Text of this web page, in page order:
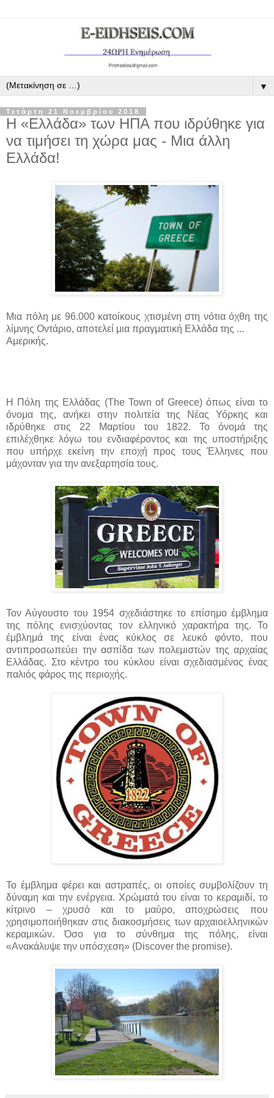
▼
Τετάρτη 21 Νοεμβρίου 2018
Η «Ελλάδα» των ΗΠΑ που ιδρύθηκε για
να τιμήσει τη χώρα μας - Μια άλλη
Ελλάδα!
Μια πόλη με 96.000 κατοίκους χτισμένη στη νότια όχθη της
λίμνης Οντάριο, αποτελεί μια πραγματική Ελλάδα της ...
Αμερικής.
Η Πόλη της Ελλάδας (The Town of Greece) όπως είναι το
όνομα της, ανήκει στην πολιτεία της Νέας Υόρκης και
ιδρύθηκε στις 22 Μαρτίου του 1822. Το όνομά της
επιλέχθηκε λόγω του ενδιαφέροντος και της υποστήριξης
που υπήρχε εκείνη την εποχή προς τους Έλληνες που
μάχονταν για την ανεξαρτησία τους.
Τον Αύγουστο του 1954 σχεδιάστηκε το επίσημο έμβλημα
της πόλης ενισχύοντας τον ελληνικό χαρακτήρα της. Το
έμβλημά της είναι ένας κύκλος σε λευκό φόντο, που
αντιπροσωπεύει την ασπίδα των πολεμιστών της αρχαίας
Ελλάδας. Στο κέντρο του κύκλου είναι σχεδιασμένος ένας
παλιός φάρος της περιοχής.
Το έμβλημα φέρει και αστραπές, οι οποίες συμβολίζουν τη
δύναμη και την ενέργεια. Χρώματά του είναι το κεραμιδί, το
κίτρινο – χρυσό και το μαύρο, αποχρώσεις που
χρησιμοποιήθηκαν στις διακοσμήσεις των αρχαιοελληνικών
κεραμικών. Όσο για το σύνθημα της πόλης, είναι
«Ανακάλυψε την υπόσχεση» (Discover the promise).